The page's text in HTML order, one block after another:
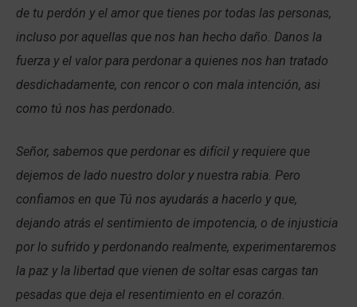
de tu perdón y el amor que tienes por todas las personas,
incluso por aquellas que nos han hecho daño. Danos la
fuerza y el valor para perdonar a quienes nos han tratado
desdichadamente, con rencor o con mala intención, asi
como tú nos has perdonado.
Señor, sabemos que perdonar es difícil y requiere que
dejemos de lado nuestro dolor y nuestra rabia. Pero
confiamos en que Tú nos ayudarás a hacerlo y que,
dejando atrás el sentimiento de impotencia, o de injusticia
por lo sufrido y perdonando realmente, experimentaremos
la paz y la libertad que vienen de soltar esas cargas tan
pesadas que deja el resentimiento en el corazón.